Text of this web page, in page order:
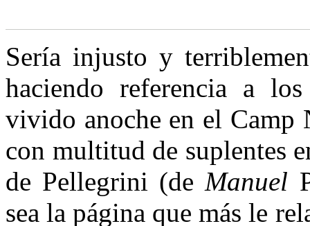
Sería injusto y
haciendo referencia a
vivido anoche en el
con multitud de suplentes
de Pellegrini (deManuel
sea la página que más le